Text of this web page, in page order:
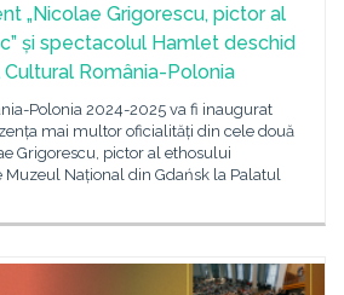
„Nicolae Grigorescu, pictor al
și spectacolul Hamlet deschid
România-Polonia
Polonia 2024-2025 va fi inaugurat
mai multor oficialități din cele două
Grigorescu, pictor al ethosului
Muzeul Național din Gdańsk la Palatul